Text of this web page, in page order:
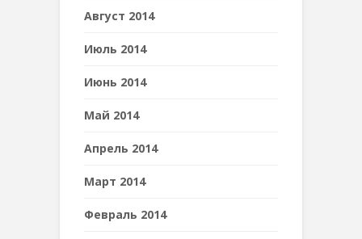
Август 2014
Июль 2014
Июнь 2014
Май 2014
Апрель 2014
Март 2014
Февраль 2014